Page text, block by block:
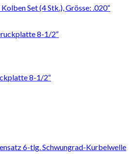
Set (4 Stk.), Grösse: .020“
8-1/2“
6-tlg. Schwungrad-Kurbelwelle